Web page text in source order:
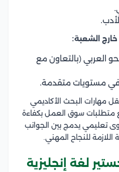
خارج الشعبة:
العربي (بالتعاون مع
في مستويات متقدمة.
مهارات البحث الأكاديمي
متطلبات سوق العمل بكفاءة
تعليمي يدمج بين الجوانب
اللازمة للنجاح المهني.
لغة إنجليزية